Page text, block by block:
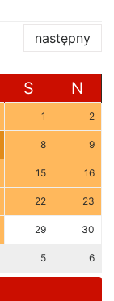
następny
S N
1 2
8 9
15 16
22 23
29 30
5 6